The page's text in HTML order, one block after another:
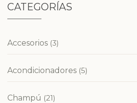
CATEGORÍAS
Accesorios (3)
Acondicionadores (5)
Champú (21)